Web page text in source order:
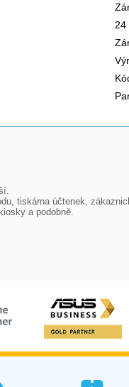
24
tiskárna účtenek,
a podobně.